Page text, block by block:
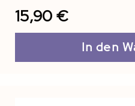
15,90 €
In den